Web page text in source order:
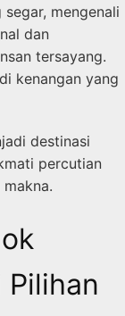
mengenali
dan
tersayang.
kenangan yang
destinasi
percutian
Pilihan